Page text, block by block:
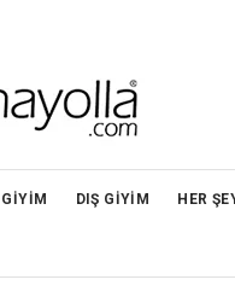
DIŞ GİYİM HER